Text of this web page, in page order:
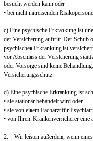
besucht werden kann oder
• bei nicht mitreisenden
c) Eine psychische Erkrankung ist
der Versicherung auftritt. Der Schub
psychischen Erkrankung ist
vor Abschluss der Versicherung
oder Vorsorge sind keine
Versicherungsschutz.
d) Eine psychische Erkrankung ist
• sie stationär behandelt wird oder
• sie von einem Facharzt für
• von Ihrem Krankenversicherer eine
2. Wir leisten außerdem, wenn